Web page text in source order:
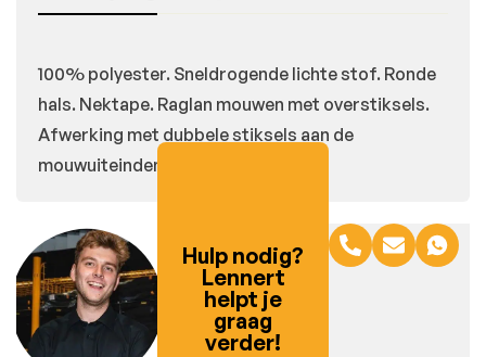
100% polyester. Sneldrogende lichte stof. Ronde
hals. Nektape. Raglan mouwen met overstiksels.
Afwerking met dubbele stiksels aan de
mouwuiteinden en onderkant.
Hulp nodig?
Lennert
helpt je
graag
verder!